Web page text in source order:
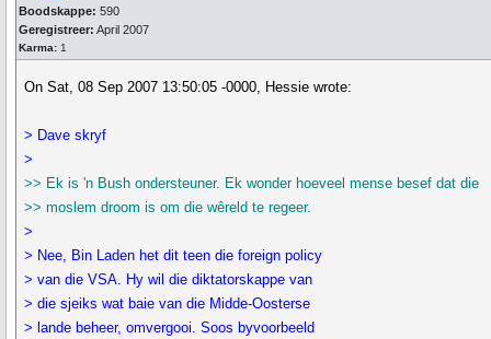
Boodskappe: 590
Geregistreer: April 2007
Karma: 1
On Sat, 08 Sep 2007 13:50:05 -0000, Hessie wrote:
> Dave skryf
>
>> Ek is 'n Bush ondersteuner. Ek wonder hoeveel mense besef dat die
>> moslem droom is om die wêreld te regeer.
>
> Nee, Bin Laden het dit teen die foreign policy
> van die VSA. Hy wil die diktatorskappe van
> die sjeiks wat baie van die Midde-Oosterse
> lande beheer, omvergooi. Soos byvoorbeeld